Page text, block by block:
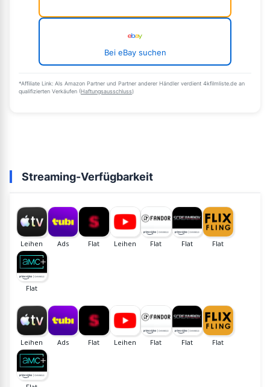
Bei eBay suchen
*Affiliate Link: Als Amazon Partner und Partner anderer Händler verdient 4kfilmliste.de an
qualifizierten Verkäufen (Haftungsausschluss)
Streaming-Verfügbarkeit